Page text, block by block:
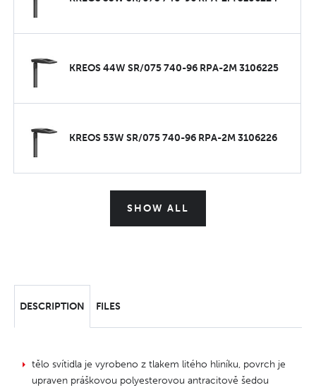
KREOS 44W SR/075 740-96 RPA-2M 3106225
KREOS 53W SR/075 740-96 RPA-2M 3106226
SHOW ALL
DESCRIPTION FILES
tělo svítidla je vyrobeno z tlakem litého hliníku, povrch je
upraven práškovou polyesterovou antracitově šedou